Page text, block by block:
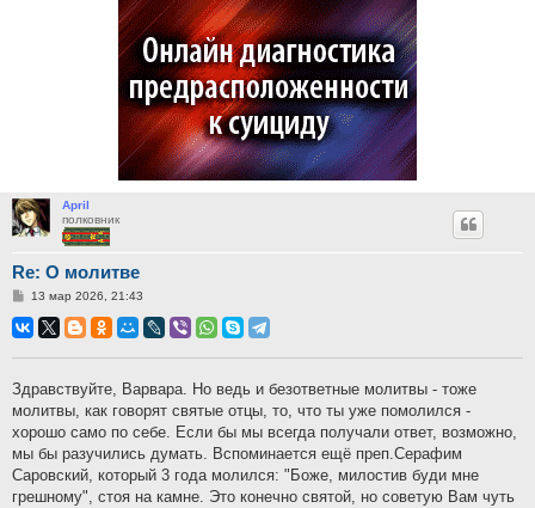
April
полковник
Re: О молитве
Сообщение
13 мар 2026, 21:43
Здравствуйте, Варвара. Но ведь и безответные молитвы - тоже
молитвы, как говорят святые отцы, то, что ты уже помолился -
хорошо само по себе. Если бы мы всегда получали ответ, возможно,
мы бы разучились думать. Вспоминается ещё преп.Серафим
Саровский, который 3 года молился: "Боже, милостив буди мне
грешному", стоя на камне. Это конечно святой, но советую Вам чуть